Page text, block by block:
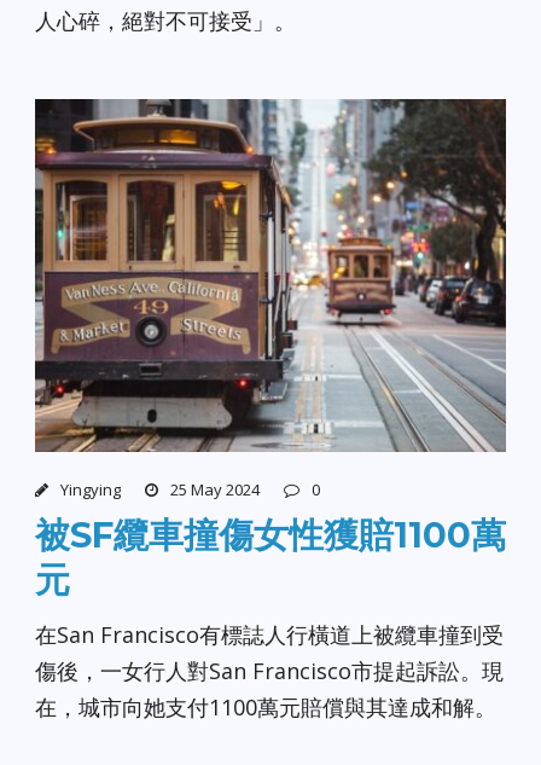
人心碎，絕對不可接受」。
Yingying 25 May 2024 0
被SF纜車撞傷女性獲賠1100萬
元
在San Francisco有標誌人行橫道上被纜車撞到受
傷後，一女行人對San Francisco市提起訴訟。現
在，城市向她支付1100萬元賠償與其達成和解。